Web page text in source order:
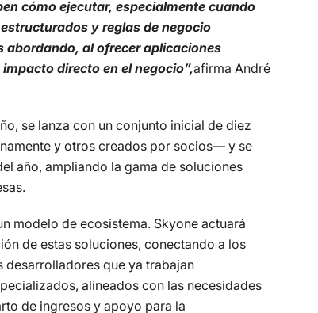
cómo ejecutar, especialmente cuando
y reglas de negocio
abordando, al ofrecer aplicaciones
directo en el negocio”,afirma André
se lanza con un conjunto inicial de diez
y otros creados por socios— y se
año, ampliando la gama de soluciones
modelo de ecosistema. Skyone actuará
de estas soluciones, conectando a los
desarrolladores que ya trabajan
alineados con las necesidades
de ingresos y apoyo para la